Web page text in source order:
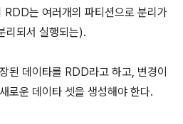
RDD는 여러개의 파티션으로 분리가
리되서 실행되는).
된 데이타를 RDD라고 하고, 변경이
로운 데이타 셋을 생성해야 한다.